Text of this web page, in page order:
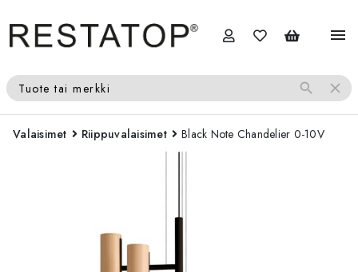
menu
Tuote tai merkki search close
Valaisimet Riippuvalaisimet Black Note Chandelier 0-10V